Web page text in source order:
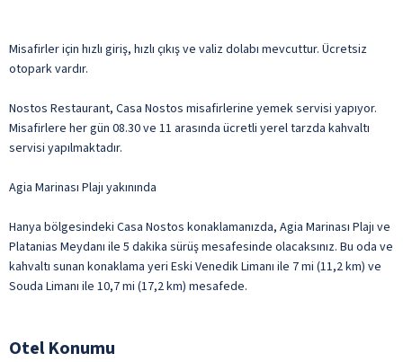
Misafirler için hızlı giriş, hızlı çıkış ve valiz dolabı mevcuttur. Ücretsiz
otopark vardır.
Nostos Restaurant, Casa Nostos misafirlerine yemek servisi yapıyor.
Misafirlere her gün 08.30 ve 11 arasında ücretli yerel tarzda kahvaltı
servisi yapılmaktadır.
Agia Marinası Plajı yakınında
Hanya bölgesindeki Casa Nostos konaklamanızda, Agia Marinası Plajı ve
Platanias Meydanı ile 5 dakika sürüş mesafesinde olacaksınız. Bu oda ve
kahvaltı sunan konaklama yeri Eski Venedik Limanı ile 7 mi (11,2 km) ve
Souda Limanı ile 10,7 mi (17,2 km) mesafede.
Otel Konumu